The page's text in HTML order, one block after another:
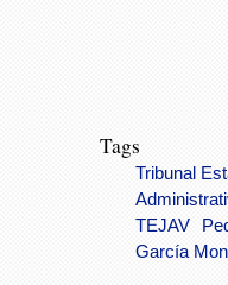
Tags
Tribunal
TEJAV
García